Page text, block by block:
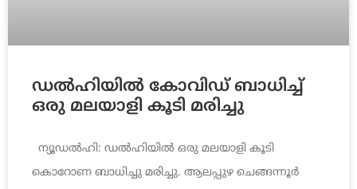
ഡല്‍ഹിയില്‍ കോവിഡ് ബാധിച്ച്
ഒരു മലയാളി കൂടി മരിച്ചു
ന്യൂഡൽഹി: ഡല്‍ഹിയിൽ ഒരു മലയാളി കൂടി
കൊറോണ ബാധിച്ചു മരിച്ചു. ആലപ്പുഴ ചെങ്ങന്നൂര്‍